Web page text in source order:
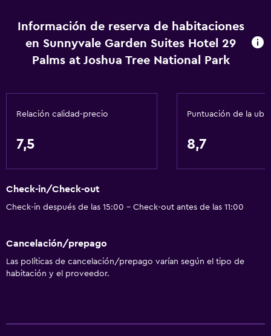
Información de reserva de habitaciones
en Sunnyvale Garden Suites Hotel 29
Palms at Joshua Tree National Park
Relación calidad-precio
7,5
Puntuación de la
8,7
Check-in/Check-out
Check-in después de las 15:00 - Check-out antes de las 11:00
Cancelación/prepago
Las políticas de cancelación/prepago varían según el tipo de
habitación y el proveedor.